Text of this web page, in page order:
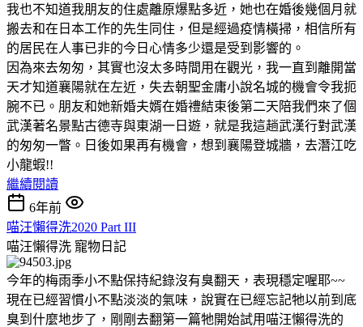
我也不知道我朋友的住處離原爆點多近，她也在婚後幾個月就
搬去和在日本工作的先生同住，但是經過疫情橫掃，相信所有
的居民在人事已非的今日心情多少還是受到影響的。
因為來去匆匆，其實也沒太多時間用在觀光，我一直到離開當
天才知道襄陽就在左近，失去朝聖金庸小說名城的機會令我扼
腕不已。朋友和她新婚夫婿在婚禮結束後第二天陪我們來了個
武漢著名景點古德寺與東湖一日遊，就是我這趟武漢行對武漢
的匆匆一瞥。日後如果再有機會，想到襄陽登城牆，去潛江吃
小龍蝦!!
繼續閱讀
6年前
喵汪懶得洗2020 Part III
喵汪懶得洗 寵物日記
今年的梅雨季小不點保持紀錄沒有臭翻天，表現穩定喔耶~~
現在已經習慣小不點淡淡的氣味，說實在已經忘記牠以前到底
臭到什麼地步了，剛剛去翻第一篇牠開始試用喵汪懶得洗的